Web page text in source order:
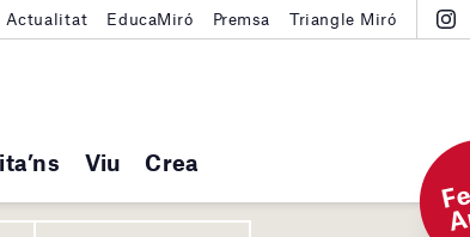
Viu Crea
Actualitat EducaMiró Premsa Triangle Miró